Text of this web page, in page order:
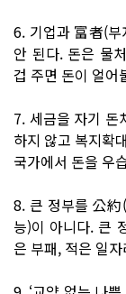
6. 기업과 富者(부
안 된다. 돈은 물
겁 주면 돈이 얼어
7. 세금을 자기 돈
하지 않고 복지확
국가에서 돈을 우
8. 큰 정부를 公
능)이 아니다. 큰
은 부패, 적은 일